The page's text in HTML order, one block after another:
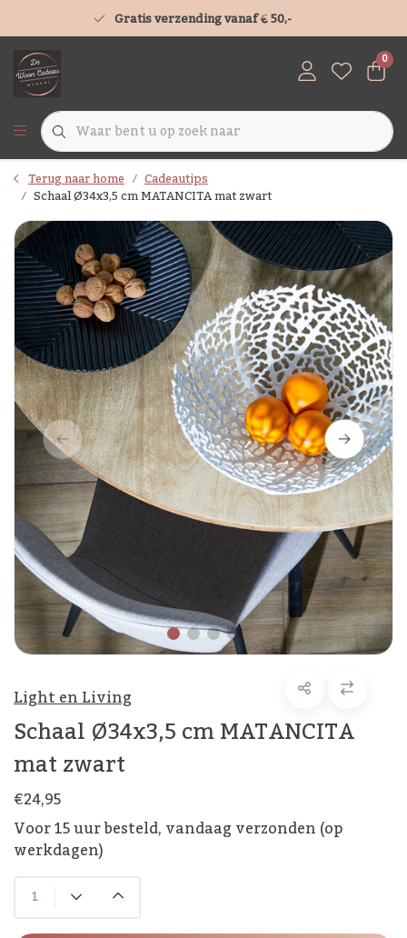
Gratis verzending vanaf € 50,-
0
Terug naar home Cadeautips
Schaal Ø34x3,5 cm MATANCITA mat zwart
Light en Living
Schaal Ø34x3,5 cm MATANCITA
mat zwart
€24,95
Voor 15 uur besteld, vandaag verzonden (op
werkdagen)